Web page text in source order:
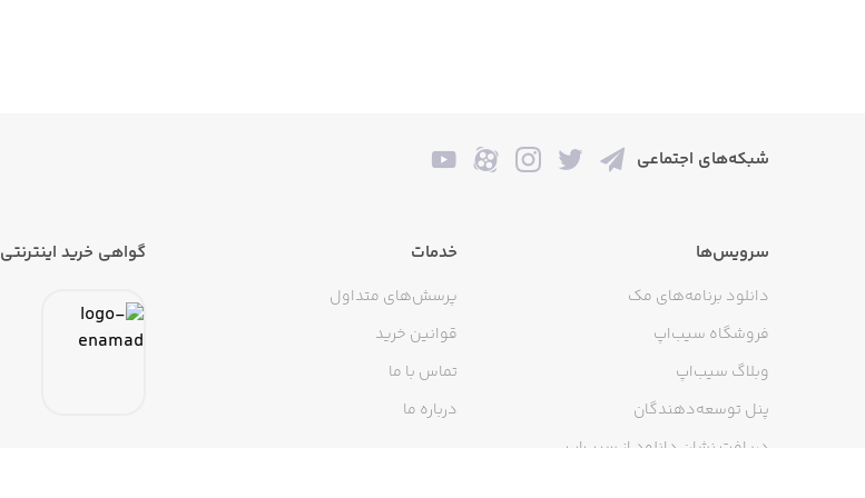
Support: https://andy.works/support
شبکه‌های اجتماعی
سرویس‌ها
دانلود برنامه‌های مک
فروشگاه سیب‌اپ
وبلاگ سیب‌اپ
پنل توسعه‌دهندگان
دریافت نشان دانلود از سیب‌اپ
خدمات
پرسش‌های متداول
قوانین خرید
تماس با ما
درباره ما
گواهی خرید اینترنتی